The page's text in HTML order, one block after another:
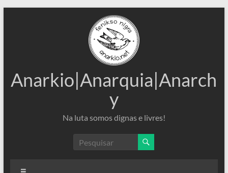
Anarkio|Anarquia|Anarch
y
Na luta somos dignas e livres!